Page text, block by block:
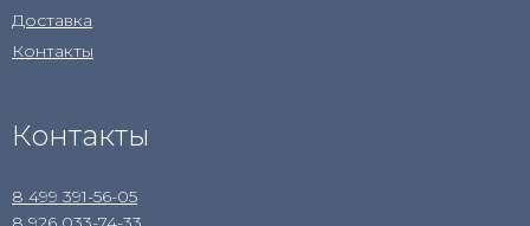
Доставка
Контакты
Контакты
8 499 391-56-05